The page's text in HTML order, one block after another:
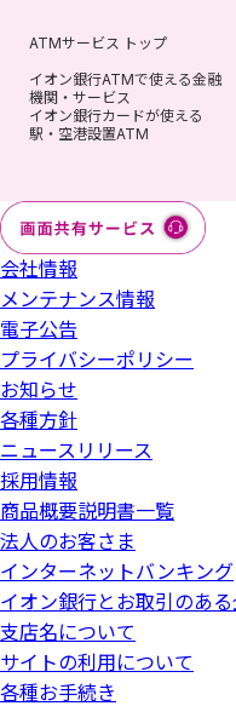
ATMサービス トップ
イオン銀行ATMで使える金融
機関・サービス
イオン銀行カードが使える
駅・空港設置ATM
会社情報
メンテナンス情報
電子公告
プライバシーポリシー
お知らせ
各種方針
ニュースリリース
採用情報
商品概要説明書一覧
法人のお客さま
インターネットバンキング
イオン銀行とお取引のあ
支店名について
サイトの利用について
各種お手続き